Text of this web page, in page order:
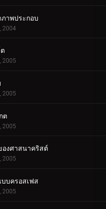
าพประกอบ
2004
2005
2005
ต
2005
องศาสนาคริสต์
2005
บครอสเฟส
2005